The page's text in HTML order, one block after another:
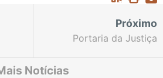
Próximo
Portaria da Justiça
crianças e adolescentes
Notícias